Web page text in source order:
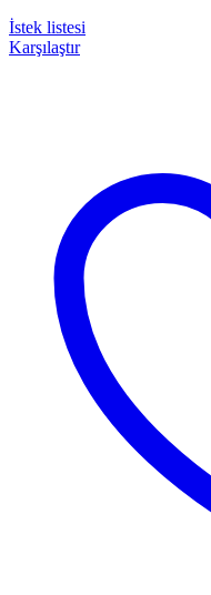
İstek listesi
Karşılaştır